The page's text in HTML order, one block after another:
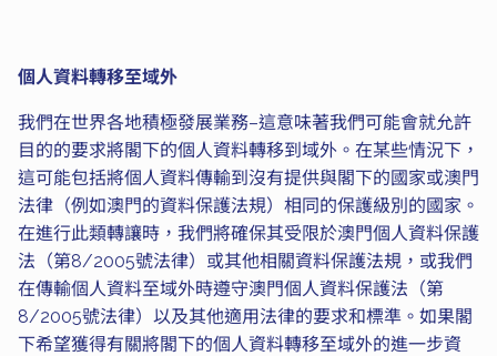
個人資料轉移至域外
我們在世界各地積極發展業務–這意味著我們可能會就允許
目的的要求將閣下的個人資料轉移到域外。在某些情況下，
這可能包括將個人資料傳輸到沒有提供與閣下的國家或澳門
法律（例如澳門的資料保護法規）相同的保護級別的國家。
在進行此類轉讓時，我們將確保其受限於澳門個人資料保護
法（第8/2005號法律）或其他相關資料保護法規，或我們
在傳輸個人資料至域外時遵守澳門個人資料保護法（第
8/2005號法律）以及其他適用法律的要求和標準。如果閣
下希望獲得有關將閣下的個人資料轉移至域外的進一步資